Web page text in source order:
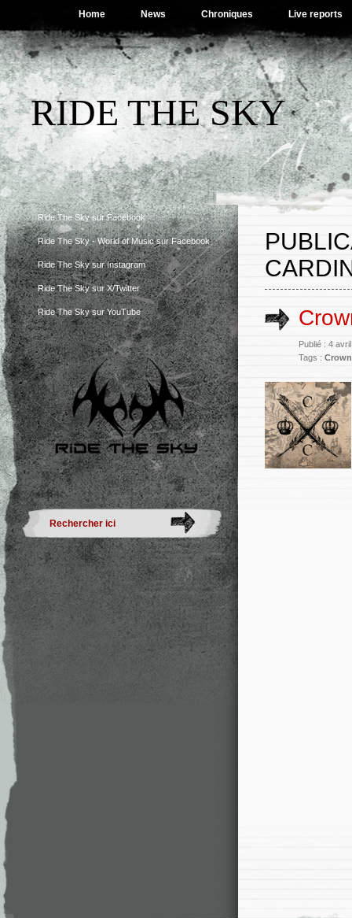
Home News Chroniques Live reports
RIDE THE SKY
Ride The Sky sur Facebook
Ride The Sky - World of Music sur Facebook
Ride The Sky sur Instagram
Ride The Sky sur X/Twitter
Ride The Sky sur YouTube
Publié : 4
Tags :